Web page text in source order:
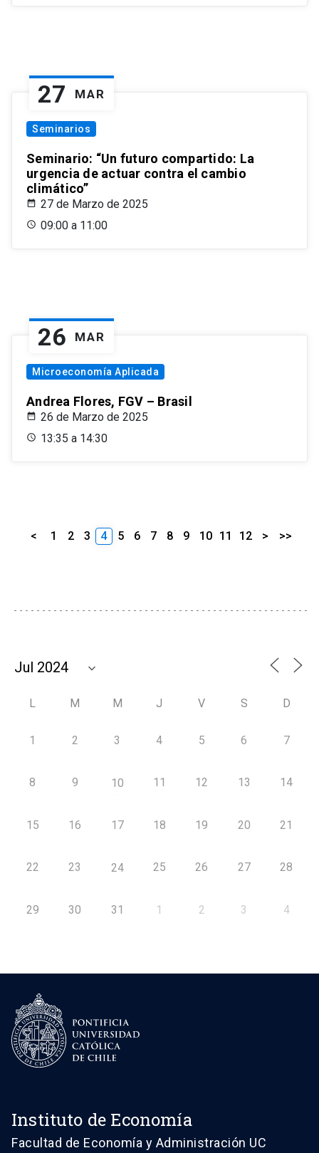
27 MAR
Seminarios
Seminario: “Un futuro compartido: La
urgencia de actuar contra el cambio
climático”
27 de Marzo de 2025
09:00 a 11:00
26 MAR
Microeconomía Aplicada
Andrea Flores, FGV – Brasil
26 de Marzo de 2025
13:35 a 14:30
< 1 2 3 4 5 6 7 8 9 10 11 12 > >>
L M M J V S D
1 2 3 4 5 6 7
8 9 10 11 12 13 14
15 16 17 18 19 20 21
22 23 24 25 26 27 28
29 30 31 1 2 3 4
Instituto de Economía
Facultad de Economía y Administración UC